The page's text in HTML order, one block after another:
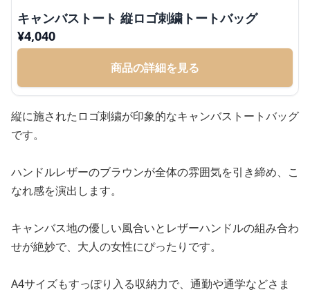
キャンバストート 縦ロゴ刺繍トートバッグ
¥4,040
商品の詳細を見る
縦に施されたロゴ刺繍が印象的なキャンバストートバッグ
です。
ハンドルレザーのブラウンが全体の雰囲気を引き締め、こ
なれ感を演出します。
キャンバス地の優しい風合いとレザーハンドルの組み合わ
せが絶妙で、大人の女性にぴったりです。
A4サイズもすっぽり入る収納力で、通勤や通学などさま